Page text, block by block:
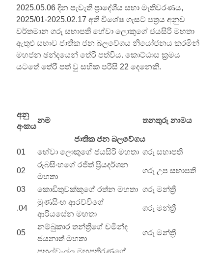
2025.05.06 දින පැවැති ප්‍රාදේශීය සභා මැතිවරණය,
2025/01-2025.02.17 අති විශේෂ ගැසට් පත්‍රය අනුව
වර්තමාන ගරු සභාපති හේවා ලොකුගේ ජයසිරි මහතා
ඇතුළු සභාව ජාතික ජන බලවේගය නියෝජනය කරමින්
මහජන ඡන්දයෙන් තේරී පත්විය. කොට්ඨාස ක්‍රමය
යටතේ තේරී පත් වු සභික පරිසි 22 දෙනෙකි.
අනු
අංකය
නම තනතුරු නාමය
ජාතික ජන බලවේගය
01
හේවා ලොකුගේ ජයසිරි මහතා ගරු සභාපති
02
රූබසිංහගේ රජිත් ප්‍රියදර්ශන
මහතා
ගරු උප සභාපති
03 කොඩිතුවක්කුගේ රත්න මහතා ගරු මන්ත්‍රී
.04
මුණසිංහ ආරච්චිගේ
ආරියසේන මහතා
ගරු මන්ත්‍රී
05
නම්බුකාර තන්ත්‍රිගේ චමින්ද
ජයනාත් මහතා
ගරු මන්ත්‍රී